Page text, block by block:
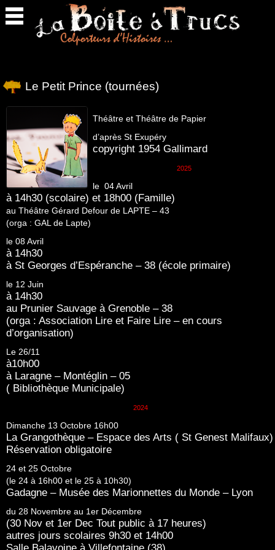
Le Petit Prince (tournées)
Théâtre et Théâtre de Papier
d’après St Exupéry
copyright 1954 Gallimard
2025
le 04 Avril
à 14h30 (scolaire) et 18h00 (Famille)
au Théâtre Gérard Defour de LAPTE – 43
(orga : GAL de Lapte)
le 08 Avril
à 14h30
à St Georges d’Espéranche – 38 (école primaire)
le 12 Juin
à 14h30
au Prunier Sauvage à Grenoble – 38
(orga : Association Lire et Faire Lire – en cours
d’organisation)
Le 26/11
à10h00
à Laragne – Montéglin – 05
( Bibliothèque Municipale)
2024
Dimanche 13 Octobre 16h00
La Grangothèque – Espace des Arts ( St Genest Malifaux)
Réservation obligatoire
24 et 25 Octobre
(le 24 à 16h00 et le 25 à 10h30)
Gadagne – Musée des Marionnettes du Monde – Lyon
du 28 Novembre au 1er Décembre
(30 Nov et 1er Dec Tout public à 17 heures)
autres jours scolaires 9h30 et 14h00
Retour
en